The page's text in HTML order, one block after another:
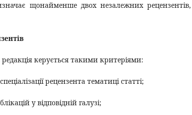
щонайменше двох незалежних
редакція керується такими критеріями:
рецензента тематиці статті;
у відповідній галузі;